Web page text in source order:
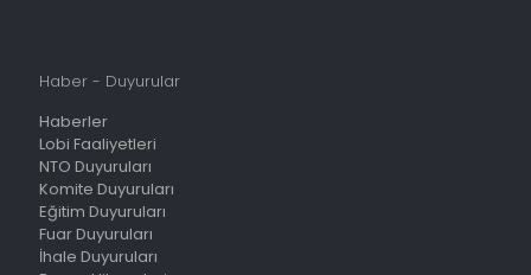
Haber - Duyurular
Haberler
Lobi Faaliyetleri
NTO Duyuruları
Komite Duyuruları
Eğitim Duyuruları
Fuar Duyuruları
İhale Duyuruları